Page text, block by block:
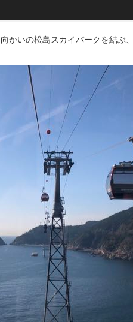
かいの松島スカイパークを結ぶ